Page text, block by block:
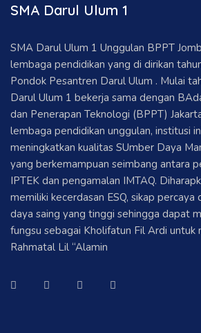
SMA Darul Ulum 1
SMA Darul Ulum 1 Unggulan BPPT
lembaga pendidikan yang di dirikan
Pondok Pesantren Darul Ulum . Mulai
Darul Ulum 1 bekerja sama dengan
dan Penerapan Teknologi (BPPT)
lembaga pendidikan unggulan, institusi
meningkatkan kualitas SUmber Daya
yang berkemampuan seimbang antara
IPTEK dan pengamalan IMTAQ.
memiliki kecerdasan ESQ, sikap percaya
daya saing yang tinggi sehingga dapat
fungsu sebagai Kholifatun Fil Ardi untuk
Rahmatal Lil “Alamin